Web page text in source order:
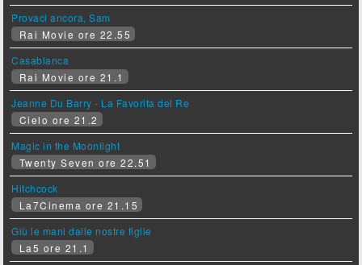
Provaci ancora, Sam
Rai Movie ore 22.55
Casablanca
Rai Movie ore 21.1
Jeanne Du Barry - La Favorita del Re
Cielo ore 21.2
Magic in the Moonlight
Twenty Seven ore 22.51
Hitchcock
La7Cinema ore 21.15
Giù le mani dalle nostre figlie
La5 ore 21.1